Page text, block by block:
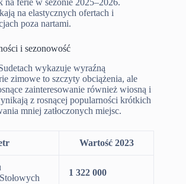
na ferie w sezonie 2025–2026.
na elastycznych ofertach i
poza nartami.
i sezonowość
wykazuje wyraźną
zimowe to szczyty obciążenia, ale
zainteresowanie również wiosną i
z rosnącej popularności krótkich
mniej zatłoczonych miejsc.
Wartość 2023
1 322 000